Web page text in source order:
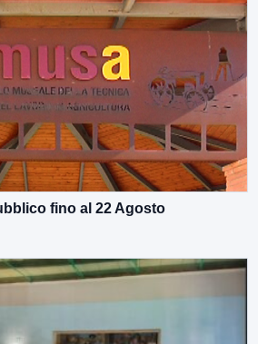
fino al 22 Agosto